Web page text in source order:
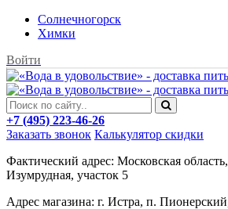
Солнечногорск
Химки
Войти
+7 (495) 223-46-26
Заказать звонок Калькулятор скидки
Фактический адрес: Московская
Изумрудная, участок 5
Адрес магазина: г. Истра, п.